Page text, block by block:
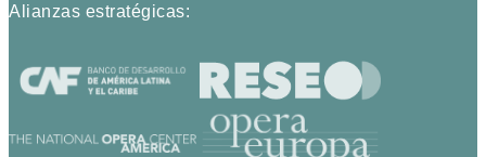
Alianzas estratégicas: